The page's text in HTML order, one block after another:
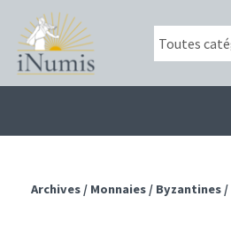
Archives / Monnaies / Byzantines /